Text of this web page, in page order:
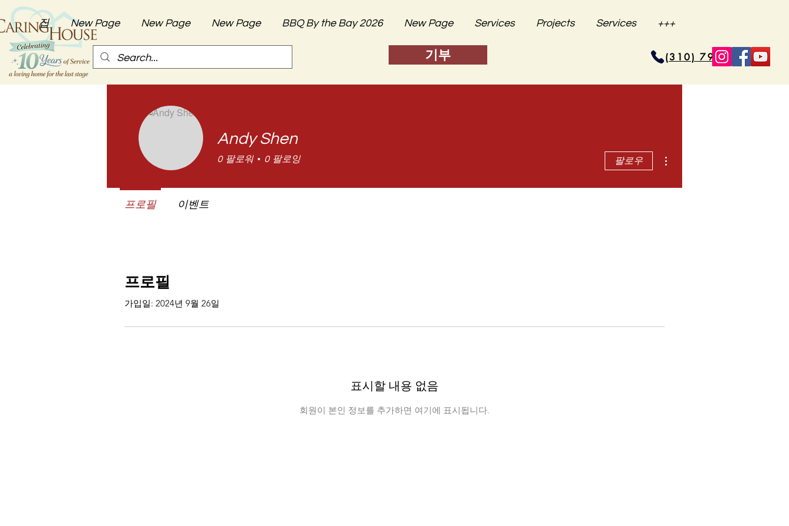
집 New Page New Page New Page BBQ By the Bay 2026 New Page Services Projects Services +++
기부 (310) 796-6625
프로필
가입일: 2024년 9월 26일
표시할 내용 없음
회원이 본인 정보를 추가하면 여기에 표시됩니다.
Andy Shen
0 팔로워 0 팔로잉 팔로우
프로필 이벤트